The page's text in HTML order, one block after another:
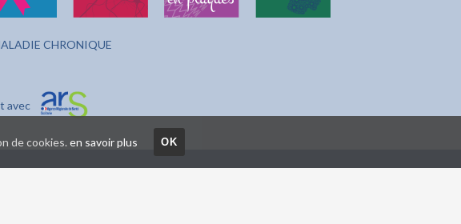
CHRONIQUE
avec
de cookies. en savoir plus OK